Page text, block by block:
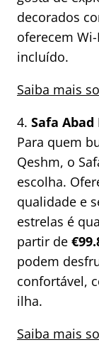
decorados
oferecem
incluído.
Saiba mais
4. Safa
Para quem
Qeshm, o
escolha.
qualidade e
estrelas é
partir de
podem
confortável,
ilha.
Saiba mais